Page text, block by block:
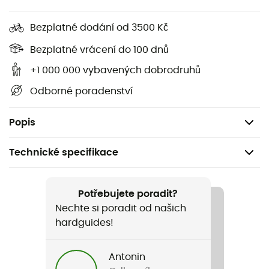
Bezplatné dodání od 3500 Kč
Bezplatné vrácení do 100 dnů
+1 000 000 vybavených dobrodruhů
Odborné poradenství
Popis
216 cm
Tkanina je složena z 50 % recyklovaných vláken
VLÁKNO 1: 50 % vlákno Thermolite® Pro
VLÁKNO 2: 50 % vlákno Thermolite® EcoMade:
Proti zápachu vlastnosti Heiq Fresh
Technické specifikace
Kemping / BivakováníPotřebujete poradit?
Nechte si poradit od našich
hardguides!
Antonin